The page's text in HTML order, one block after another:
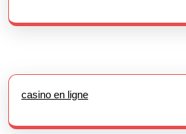
casino en ligne